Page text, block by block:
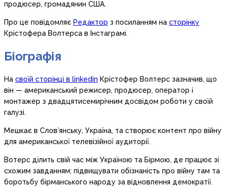
продюсер, громадянин США.
Про це повідомляє Редактор з посиланням на сторінку
Крістофера Волтерса в Інстаграмі.
Біографія
На своїй сторінці в linkedin Крістофер Волтерс зазначив, що
він — американський режисер, продюсер, оператор і
монтажер з двадцятисемирічним досвідом роботи у своїй
галузі.
Мешкає в Слов’янську, Україна, та створює контент про війну
для американської телевізійної аудиторії.
Вотерс ділить свій час між Україною та Бірмою, де працює зі
схожим завданням: підвищувати обізнаність про війну там та
боротьбу бірманського народу за відновлення демократії.